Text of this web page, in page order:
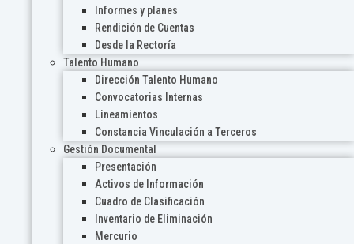
Informes y planes
Rendición de Cuentas
Desde la Rectoría
Talento Humano
Dirección Talento Humano
Convocatorias Internas
Lineamientos
Constancia Vinculación a Terceros
Gestión Documental
Presentación
Activos de Información
Cuadro de Clasificación
Inventario de Eliminación
Mercurio